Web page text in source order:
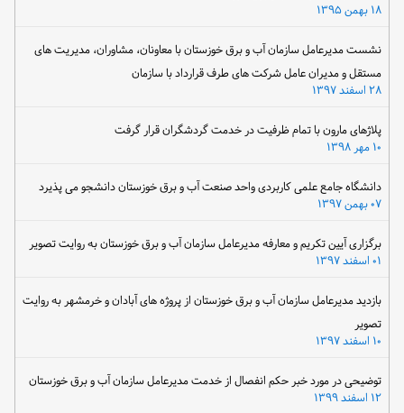
۱۸ بهمن ۱۳۹۵
نشست مدیرعامل سازمان آب و برق خوزستان با معاونان، مشاوران، مدیریت های
مستقل و مدیران عامل شرکت های طرف قرارداد با سازمان
۲۸ اسفند ۱۳۹۷
پلاژهای مارون با تمام ظرفیت در خدمت گردشگران قرار گرفت
دانشگاه جامع علمی کاربردی واحد صنعت آب و برق خوزستان دانشجو می پذیرد
۰۷ بهمن ۱۳۹۷
برگزاری آیین تکریم و معارفه مدیرعامل سازمان آب و برق خوزستان به روایت تصویر
بازدید مدیرعامل سازمان آب و برق خوزستان از پروژه های آبادان و خرمشهر به روایت
تصویر
توضیحی در مورد خبر حکم انفصال از خدمت مدیرعامل سازمان آب و برق خوزستان
۱۲ اسفند ۱۳۹۹